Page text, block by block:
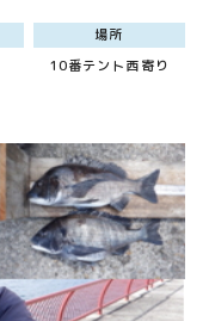
場所
10番テント西寄り